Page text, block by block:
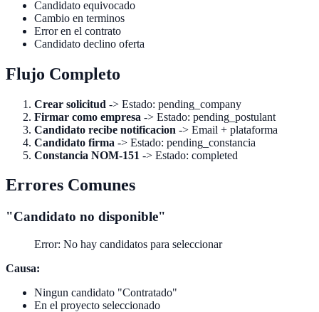
Candidato equivocado
Cambio en terminos
Error en el contrato
Candidato declino oferta
Flujo Completo
Crear solicitud -> Estado: pending_company
Firmar como empresa -> Estado: pending_postulant
Candidato recibe notificacion -> Email + plataforma
Candidato firma -> Estado: pending_constancia
Constancia NOM-151 -> Estado: completed
Errores Comunes
"Candidato no disponible"
Error: No hay candidatos para seleccionar
Causa:
Ningun candidato "Contratado"
En el proyecto seleccionado